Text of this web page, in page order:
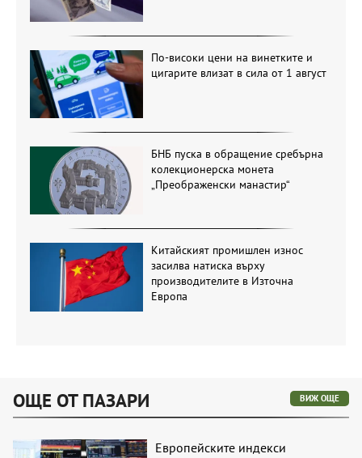
По-високи цени на винетките и
цигарите влизат в сила от 1 август
БНБ пуска в обращение сребърна
колекционерска монета
„Преображенски манастир“
Китайският промишлен износ
засилва натиска върху
производителите в Източна
Европа
ОЩЕ ОТ ПАЗАРИ ВИЖ ОЩЕ
Европейските индекси